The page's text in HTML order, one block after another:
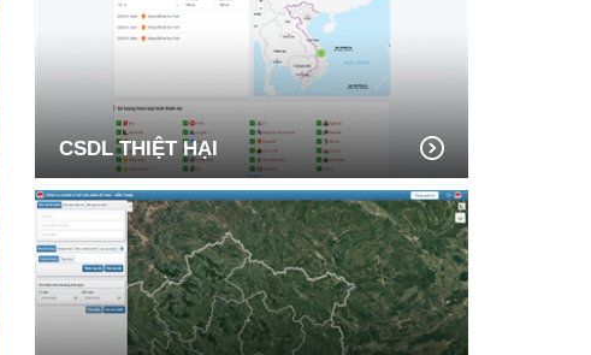
CSDL THIỆT HẠI